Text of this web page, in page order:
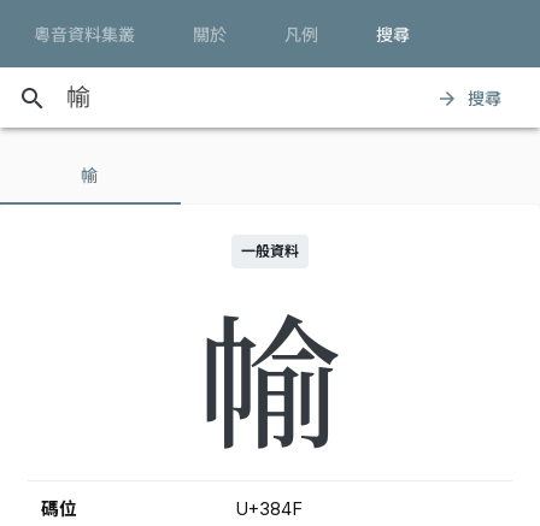
粵音資料集叢 關於 凡例 搜尋
search arrow_forward 搜尋
㡏
一般資料
㡏
碼位 U+384F